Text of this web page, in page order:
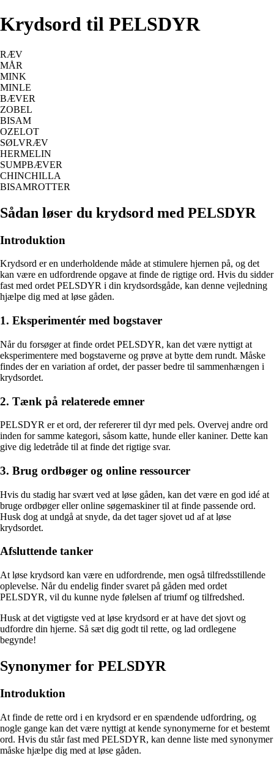
Krydsord til PELSDYR
RÆV
MÅR
MINK
MINLE
BÆVER
ZOBEL
BISAM
OZELOT
SØLVRÆV
HERMELIN
SUMPBÆVER
CHINCHILLA
BISAMROTTER
Sådan løser du krydsord med PELSDYR
Introduktion
Krydsord er en underholdende måde at stimulere hjernen på, og det
kan være en udfordrende opgave at finde de rigtige ord. Hvis du sidder
fast med ordet PELSDYR i din krydsordsgåde, kan denne vejledning
hjælpe dig med at løse gåden.
1. Eksperimentér med bogstaver
Når du forsøger at finde ordet PELSDYR, kan det være nyttigt at
eksperimentere med bogstaverne og prøve at bytte dem rundt. Måske
findes der en variation af ordet, der passer bedre til sammenhængen i
krydsordet.
2. Tænk på relaterede emner
PELSDYR er et ord, der refererer til dyr med pels. Overvej andre ord
inden for samme kategori, såsom katte, hunde eller kaniner. Dette kan
give dig ledetråde til at finde det rigtige svar.
3. Brug ordbøger og online ressourcer
Hvis du stadig har svært ved at løse gåden, kan det være en god idé at
bruge ordbøger eller online søgemaskiner til at finde passende ord.
Husk dog at undgå at snyde, da det tager sjovet ud af at løse
krydsordet.
Afsluttende tanker
At løse krydsord kan være en udfordrende, men også tilfredsstillende
oplevelse. Når du endelig finder svaret på gåden med ordet
PELSDYR, vil du kunne nyde følelsen af triumf og tilfredshed.
Husk at det vigtigste ved at løse krydsord er at have det sjovt og
udfordre din hjerne. Så sæt dig godt til rette, og lad ordlegene
begynde!
Synonymer for PELSDYR
Introduktion
At finde de rette ord i en krydsord er en spændende udfordring, og
nogle gange kan det være nyttigt at kende synonymerne for et bestemt
ord. Hvis du står fast med PELSDYR, kan denne liste med synonymer
måske hjælpe dig med at løse gåden.